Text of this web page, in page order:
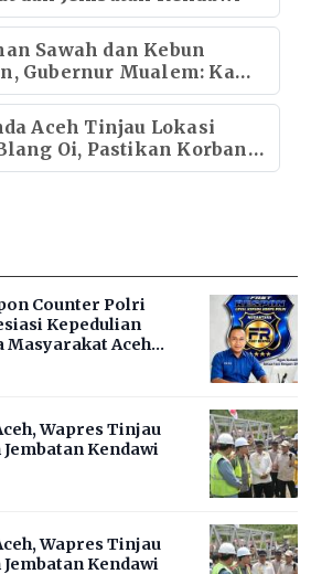
Sawah dan Kebun
Gubernur Mualem: Kami
Pak Menteri
Aceh Tinjau Lokasi
Oi, Pastikan Korban
Kebutuhan Pokok
Counter Polri
Kepedulian
Masyarakat Aceh
Wapres Tinjau
Kendawi
Wapres Tinjau
Kendawi